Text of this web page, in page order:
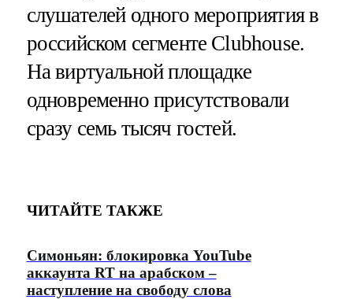
слушателей одного мероприятия в
российском сегменте Clubhouse.
На виртуальной площадке
одновременно присутствовали
сразу семь тысяч гостей.
ЧИТАЙТЕ ТАКЖЕ
Симоньян: блокировка YouTube
аккаунта RT на арабском –
наступление на свободу слова